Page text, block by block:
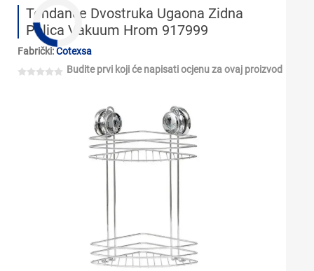
Tendance Dvostruka Ugaona Zidna
Polica Vakuum Hrom 917999
Fabrički:Cotexsa
Budite prvi koji će napisati ocjenu za ovaj proizvod